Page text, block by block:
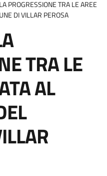
PROGRESSIONE TRA LE AREE
DI VILLAR PEROSA
TRA LE
AL